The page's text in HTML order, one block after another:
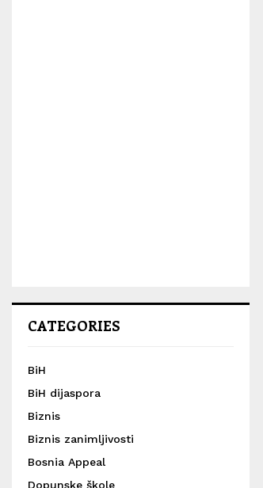
CATEGORIES
BiH
BiH dijaspora
Biznis
Biznis zanimljivosti
Bosnia Appeal
Dopunske škole